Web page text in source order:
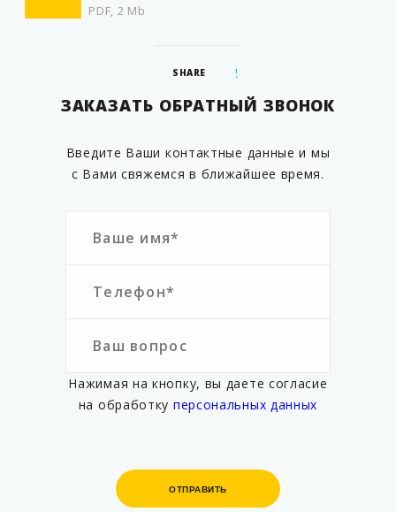
PDF, 2 Mb
SHARE
ЗАКАЗАТЬ ОБРАТНЫЙ ЗВОНОК
Введите Ваши контактные данные и мы
с Вами свяжемся в ближайшее время.
Нажимая на кнопку, вы даете согласие
на обработку персональных данных
ОТПРАВИТЬ
ОТПРАВИТЬ